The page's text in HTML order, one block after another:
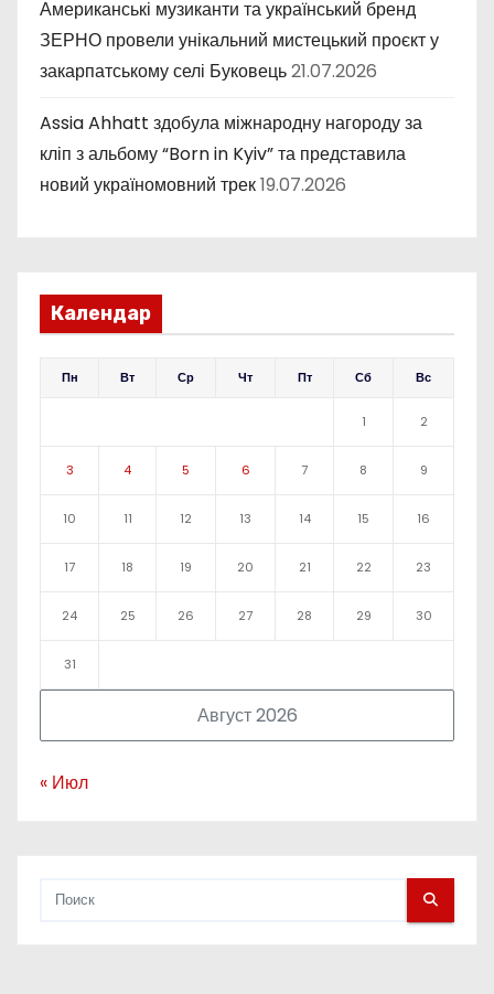
Американські музиканти та український бренд
ЗЕРНО провели унікальний мистецький проєкт у
закарпатському селі Буковець21.07.2026
Assia Ahhatt здобула міжнародну нагороду за
кліп з альбому “Born in Kyiv” та представила
новий україномовний трек19.07.2026
Календар
Август 2026
Пн Вт Ср Чт Пт Сб Вс
1 2
3 4 5 6 7 8 9
10 11 12 13 14 15 16
17 18 19 20 21 22 23
24 25 26 27 28 29 30
31
« Июл